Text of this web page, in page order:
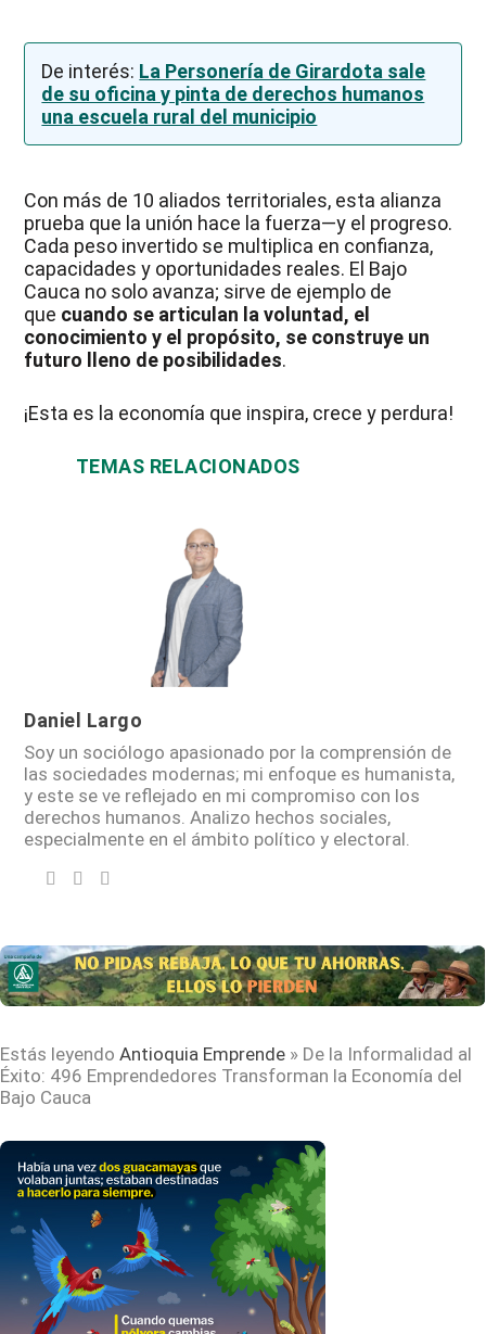
De interés: La Personería de Girardota sale
de su oficina y pinta de derechos humanos
una escuela rural del municipio
Con más de 10 aliados territoriales, esta alianza
prueba que la unión hace la fuerza—y el progreso.
Cada peso invertido se multiplica en confianza,
capacidades y oportunidades reales. El Bajo
Cauca no solo avanza; sirve de ejemplo de
que cuando se articulan la voluntad, el
conocimiento y el propósito, se construye un
futuro lleno de posibilidades.
¡Esta es la economía que inspira, crece y perdura!
TEMAS RELACIONADOS
Daniel Largo
Soy un sociólogo apasionado por la comprensión de
las sociedades modernas; mi enfoque es humanista,
y este se ve reflejado en mi compromiso con los
derechos humanos. Analizo hechos sociales,
especialmente en el ámbito político y electoral.
Estás leyendo Antioquia Emprende » De la Informalidad al
Éxito: 496 Emprendedores Transforman la Economía del
Bajo Cauca